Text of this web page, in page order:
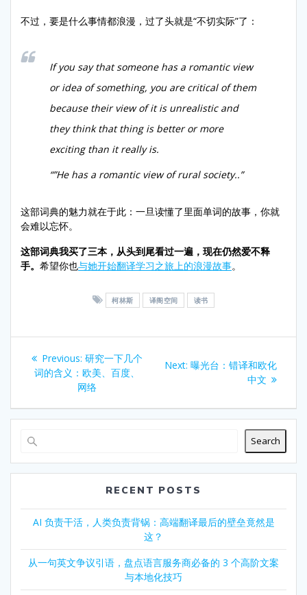
不过，要是什么事情都浪漫，过了头就是“不切实际”了：
If you say that someone has a romantic view
or idea of something, you are critical of them
because their view of it is unrealistic and
they think that thing is better or more
exciting than it really is.
“”He has a romantic view of rural society..”
这部词典的魅力就在于此：一旦读懂了里面单词的故事，你就
会难以忘怀。
这部词典我买了三本，从头到尾看过一遍，现在仍然爱不释
手。 希望你也与她开始翻译学习之旅上的浪漫故事。
柯林斯 译阁空间 读书
Post
navigation
Previous: Previous
post:
研究一下几个
词的含义：欧美、百度、
网络
Next: Next
曝光台：错译和欧化
中文
Search
RECENT POSTS
AI 负责干活，人类负责背锅：高端翻译最后的壁垒竟然是
这？
从一句英文争议引语，盘点语言服务商必备的 3 个高阶文案
与本地化技巧